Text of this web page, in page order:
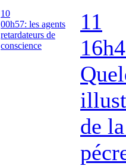
10
00h57: les agents
retardateurs de
conscience
11
de